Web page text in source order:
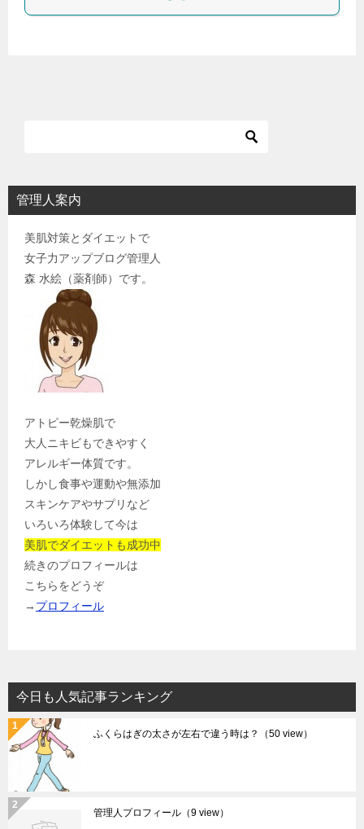
管理人案内
美肌対策とダイエットで
女子力アップブログ管理人
森 水絵（薬剤師）です。
アトピー乾燥肌で
大人ニキビもできやすく
アレルギー体質です。
しかし食事や運動や無添加
スキンケアやサプリなど
いろいろ体験して今は
美肌でダイエットも成功中
続きのプロフィールは
こちらをどうぞ
→ プロフィール
今日も人気記事ランキング
ふくらはぎの太さが左右で違う時は？ （50 view）
管理人プロフィール （9 view）